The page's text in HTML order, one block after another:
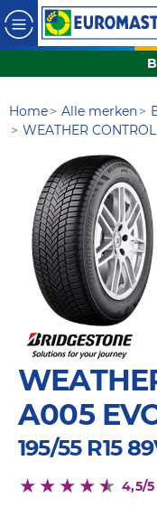
Home Alle merken
WEATHER
A005
195/55 R15
4,5/5